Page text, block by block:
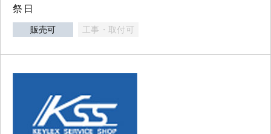
祭日
販売可 工事・取付可